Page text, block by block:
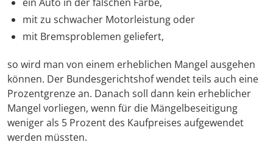
mit zu schwacher Motorleistung oder
mit Bremsproblemen geliefert,
so wird man von einem erheblichen Mangel ausgehen
können. Der Bundesgerichtshof wendet teils auch eine
Prozentgrenze an. Danach soll dann kein erheblicher
Mangel vorliegen, wenn für die Mängelbeseitigung
weniger als 5 Prozent des Kaufpreises aufgewendet
werden müssten.